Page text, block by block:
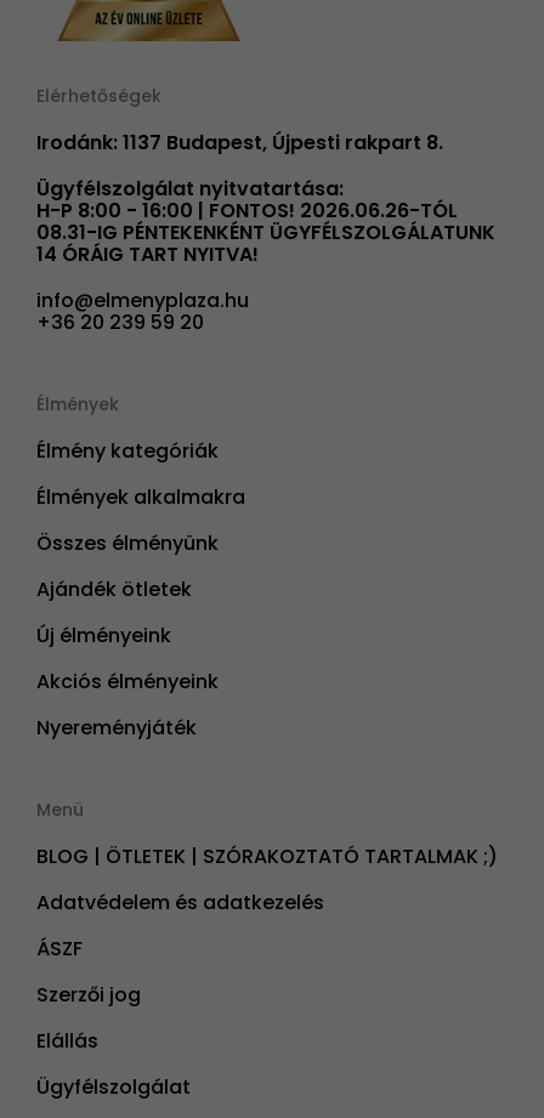
Elérhetőségek
Irodánk: 1137 Budapest, Újpesti rakpart 8.
Ügyfélszolgálat nyitvatartása:
H-P 8:00 - 16:00 | FONTOS! 2026.06.26-TÓL
08.31-IG PÉNTEKENKÉNT ÜGYFÉLSZOLGÁLATUNK
14 ÓRÁIG TART NYITVA!
info@elmenyplaza.hu
+36 20 239 59 20
Élmények
Élmény kategóriák
Élmények alkalmakra
Összes élményünk
Ajándék ötletek
Új élményeink
Akciós élményeink
Nyereményjáték
Menü
BLOG | ÖTLETEK | SZÓRAKOZTATÓ TARTALMAK ;)
Adatvédelem és adatkezelés
ÁSZF
Szerzői jog
Elállás
Ügyfélszolgálat